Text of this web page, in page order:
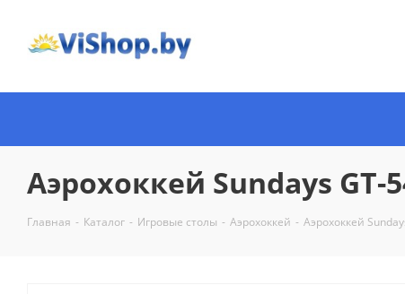
Аэрохоккей Sundays GT-
Главная - Каталог - Игровые столы - Аэрохоккей - Аэрохоккей